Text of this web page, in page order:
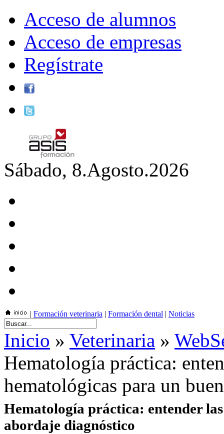
Acceso de alumnos
Acceso de empresas
Regístrate
Sábado, 8.Agosto.2026
| Formación veterinaria | Formación dental | Noticias
Inicio » Veterinaria »
Hematología práctica:
hematológicas para un
Hematología práctica: entender
abordaje diagnóstico